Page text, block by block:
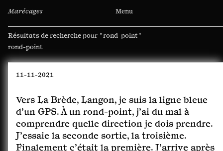
Marécages Menu
Résultats de recherche pour "rond-point"
Rechercher :
11-11-2021
Vers La Brède, Langon, je suis la ligne bleue
d’un GPS. À un rond-point, j’ai du mal à
comprendre quelle direction je dois prendre.
J’essaie la seconde sortie, la troisième.
Finalement c’était la première. J’arrive après